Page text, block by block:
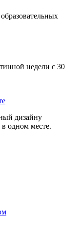
недели c 30
дизайну
в одном месте.